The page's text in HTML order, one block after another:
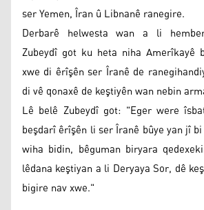
ser Yemen, Îran û Libnanê ranegire.
Derbarê helwesta wan a li
Zubeydî got ku heta niha Amerîkayê
xwe di êrîşên ser Îranê de
di vê qonaxê de keştiyên wan nebin
Lê belê Zubeydî got: "Eger were
beşdarî êrîşên li ser Îranê bûye yan jî
wiha bidin, bêguman biryara
lêdana keştiyan a li Deryaya Sor, dê
bigire nav xwe."